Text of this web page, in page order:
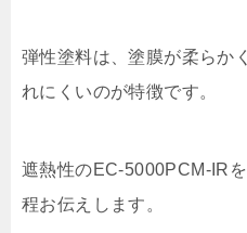
弾性塗料は、塗膜が柔らか
れにくいのが特徴です。
遮熱性のEC-5000PCM-IR
程お伝えします。